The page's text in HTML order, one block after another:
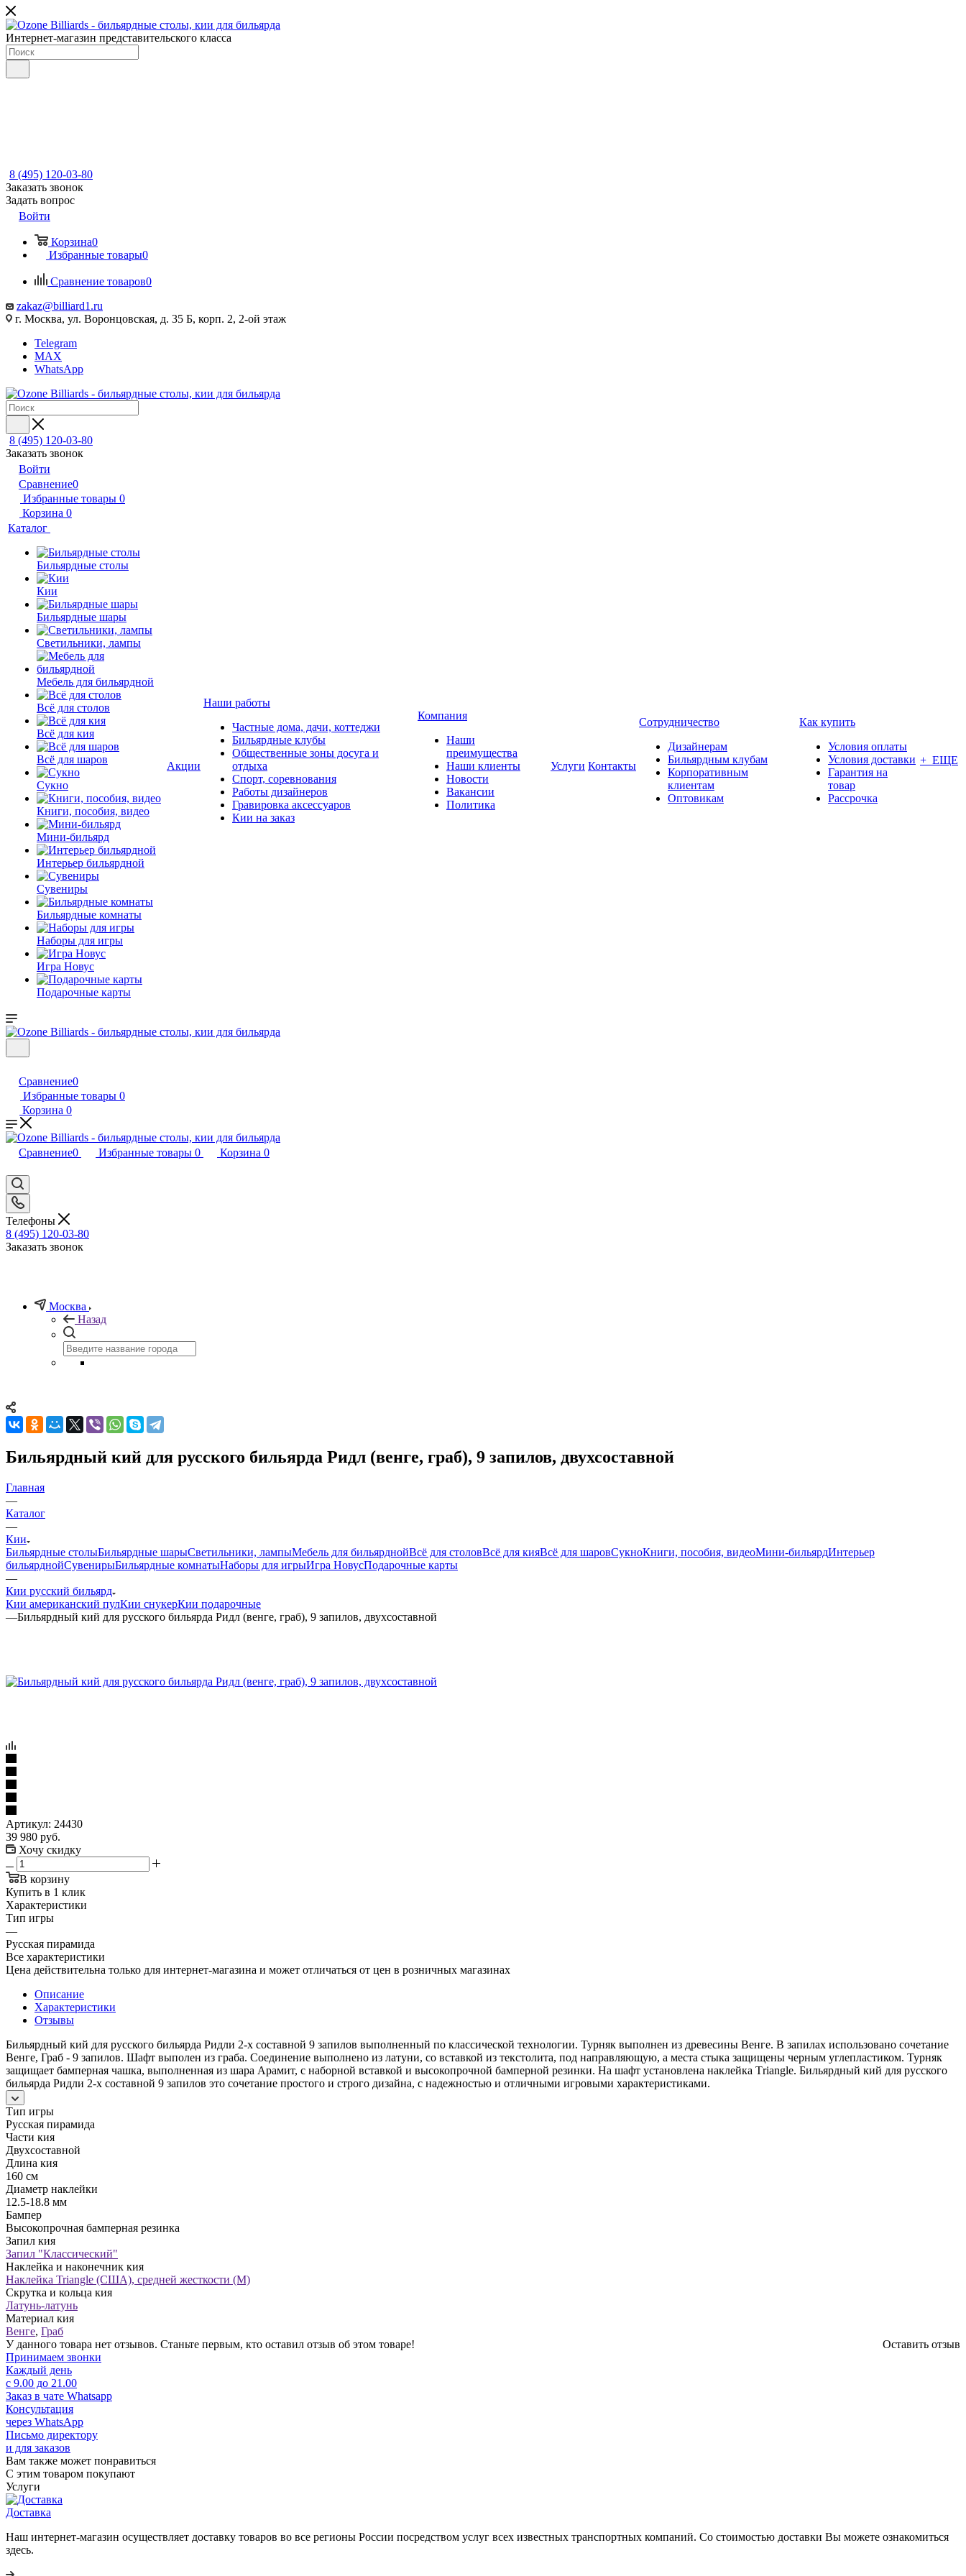
Интернет-магазин представительского класса
8 (495) 120-03-80
Заказать звонок
Задать вопрос
Войти
Корзина0
Избранные товары0
Сравнение товаров0
zakaz@billiard1.ru
г. Москва, ул. Воронцовская, д. 35 Б, корп. 2, 2-ой этаж
Telegram
MAX
WhatsApp
8 (495) 120-03-80
Заказать звонок
Войти
Сравнение0
Избранные товары 0
Корзина 0
Каталог
Бильярдные столы
Кии
Бильярдные шары
Светильники, лампы
Мебель для бильярдной
Всё для столов
Всё для кия
Всё для шаров
Сукно
Книги, пособия, видео
Мини-бильярд
Интерьер бильярдной
Сувениры
Бильярдные комнаты
Наборы для игры
Игра Новус
Подарочные карты
Акции
Наши работы
Частные дома, дачи, коттеджи
Бильярдные клубы
Общественные зоны досуга и
отдыха
Спорт, соревнования
Работы дизайнеров
Гравировка аксессуаров
Кии на заказ
Компания
Наши
преимущества
Наши клиенты
Новости
Вакансии
Политика
Услуги Контакты
Сотрудничество
Дизайнерам
Бильярдным клубам
Корпоративным
клиентам
Оптовикам
Как купить
Условия оплаты
Условия доставки
Гарантия на
товар
Рассрочка
+ ЕЩЕ
Сравнение0
Избранные товары 0
Корзина 0
Сравнение0 Избранные товары 0 Корзина 0
Телефоны
8 (495) 120-03-80
Заказать звонок
Москва
Назад
Бильярдный кий для русского бильярда Ридл (венге, граб), 9 запилов, двухсоставной
Главная
—
Каталог
—
Кии
Бильярдные столыБильярдные шарыСветильники, лампыМебель для бильярднойВсё для столовВсё для кияВсё для шаровСукноКниги, пособия, видеоМини-бильярдИнтерьер
бильярднойСувенирыБильярдные комнатыНаборы для игрыИгра НовусПодарочные карты
—
Кии русский бильярд
Кии американский пулКии снукерКии подарочные
—Бильярдный кий для русского бильярда Ридл (венге, граб), 9 запилов, двухсоставной
Артикул: 24430
39 980 руб.
Хочу скидку
В корзину
Купить в 1 клик
Характеристики
Тип игры
—
Русская пирамида
Все характеристики
Цена действительна только для интернет-магазина и может отличаться от цен в розничных магазинах
Описание
Характеристики
Отзывы
Бильярдный кий для русского бильярда Ридли 2-х составной 9 запилов выполненный по классической технологии. Турняк выполнен из древесины Венге. В запилах использовано сочетание
Венге, Граб - 9 запилов. Шафт выполен из граба. Соединение выполнено из латуни, со вставкой из текстолита, под направляющую, а места стыка защищены черным углепластиком. Турняк
защищает бамперная чашка, выполненная из шара Арамит, с наборной вставкой и высокопрочной бамперной резинки. На шафт установлена наклейка Тriangle. Бильярдный кий для русского
бильярда Ридли 2-х составной 9 запилов это сочетание простого и строго дизайна, с надежностью и отличными игровыми характеристиками.
Тип игры
Русская пирамида
Части кия
Двухсоставной
Длина кия
160 см
Диаметр наклейки
12.5-18.8 мм
Бампер
Высокопрочная бамперная резинка
Запил кия
Запил "Классический"
Наклейка и наконечник кия
Наклейка Triangle (США), средней жесткости (М)
Скрутка и кольца кия
Латунь-латунь
Материал кия
Венге, Граб
Оставить отзыв
У данного товара нет отзывов. Станьте первым, кто оставил отзыв об этом товаре!
Принимаем звонки
Каждый день
с 9.00 до 21.00
Заказ в чате Whatsapp
Консультация
через WhatsApp
Письмо директору
и для заказов
Вам также может понравиться
С этим товаром покупают
Услуги
Доставка
Наш интернет-магазин осуществляет доставку товаров во все регионы России посредством услуг всех известных транспортных компаний. Со стоимостью доставки Вы можете ознакомиться
здесь.